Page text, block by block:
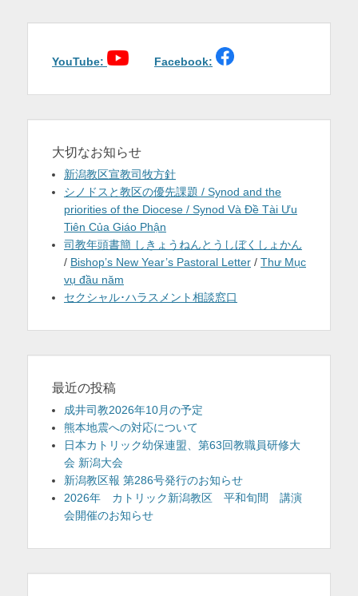
ー
ョ
YouTube: Facebook:
大切なお知らせ
新潟教区宣教司牧方針
シノドスと教区の優先課題 / Synod and the
priorities of the Diocese / Synod Và Đề Tài Ưu
Tiên Của Giáo Phận
司教年頭書簡 しきょうねんとうしぼくしょかん
/ Bishop’s New Year’s Pastoral Letter / Thư Mục
vụ đầu năm
セクシャル･ハラスメント相談窓口
最近の投稿
成井司教2026年10月の予定
熊本地震への対応について
日本カトリック幼保連盟、第63回教職員研修大
会 新潟大会
新潟教区報 第286号発行のお知らせ
2026年 カトリック新潟教区 平和旬間 講演
会開催のお知らせ